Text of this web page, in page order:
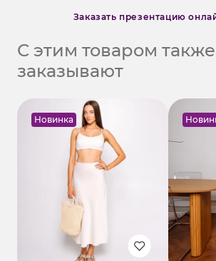
Заказать презентацию
С этим товаром также
заказывают
Новинка